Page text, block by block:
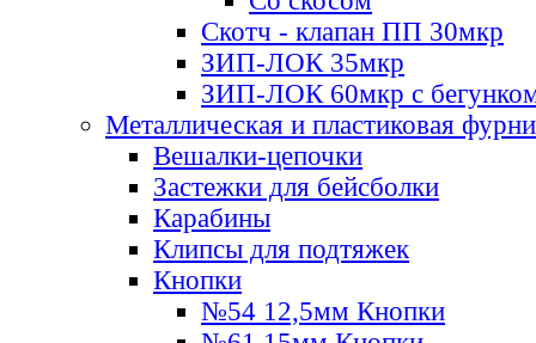
Скотч - клапан ПП 30мкр
ЗИП-ЛОК 35мкр
ЗИП-ЛОК 60мкр с
Металлическая и пластиковая
Вешалки-цепочки
Застежки для бейсболки
Карабины
Клипсы для подтяжек
Кнопки
№54 12,5мм Кнопки